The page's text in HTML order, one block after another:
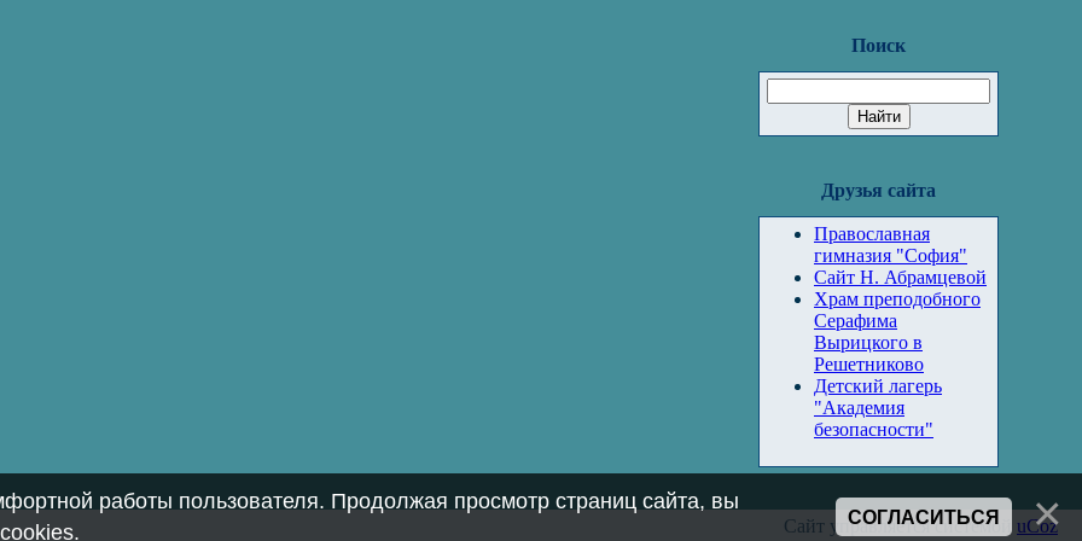
Поиск
Друзья сайта
Православная
гимназия "София"
Сайт Н. Абрамцевой
Храм преподобного
Серафима
Вырицкого в
Решетниково
Детский лагерь
"Академия
безопасности"
Сайт управляется системой uCoz
работы пользователя. Продолжая просмотр страниц сайта, вы
.
СОГЛАСИТЬСЯ